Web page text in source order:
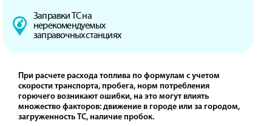
Заправки ТС на
нерекомендуемых
заправочных станциях
При расчете расхода топлива по формулам с учетом
скорости транспорта, пробега, норм потребления
горючего возникают ошибки, на это могут влиять
множество факторов: движение в городе или за городом,
загруженность ТС, наличие пробок.